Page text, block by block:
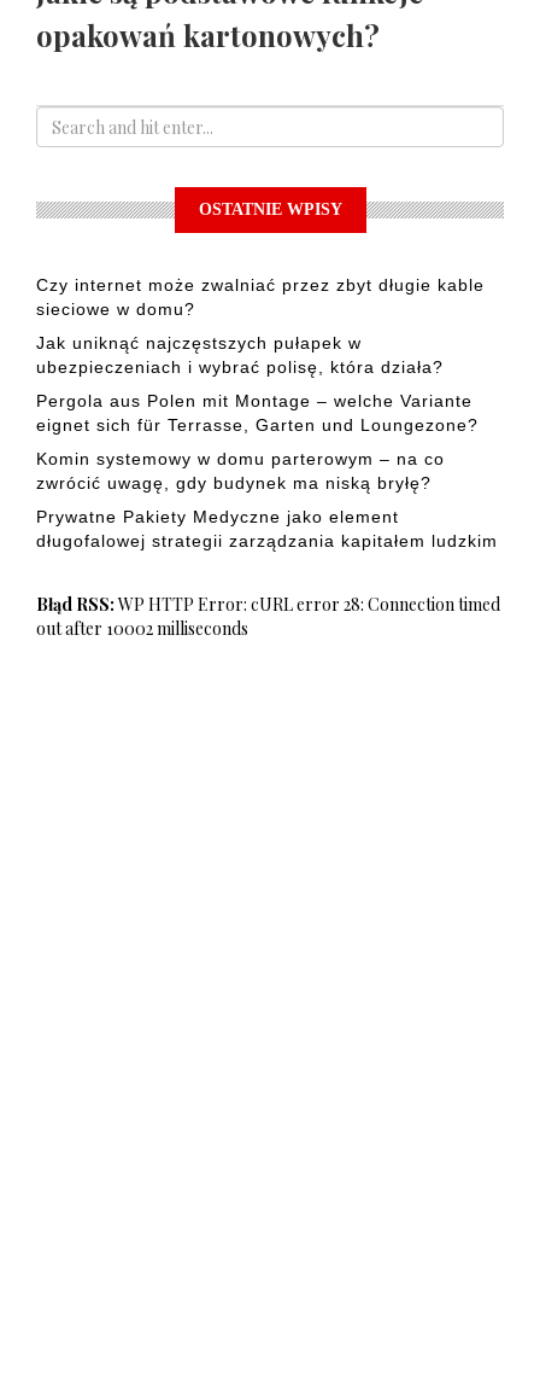
opakowań kartonowych?
OSTATNIE WPISY
Czy internet może zwalniać przez zbyt długie kable
sieciowe w domu?
Jak uniknąć najczęstszych pułapek w
ubezpieczeniach i wybrać polisę, która działa?
Pergola aus Polen mit Montage – welche Variante
eignet sich für Terrasse, Garten und Loungezone?
Komin systemowy w domu parterowym – na co
zwrócić uwagę, gdy budynek ma niską bryłę?
Prywatne Pakiety Medyczne jako element
długofalowej strategii zarządzania kapitałem ludzkim
Błąd RSS:WP HTTP Error: cURL error 28: Connection timed
out after 10002 milliseconds